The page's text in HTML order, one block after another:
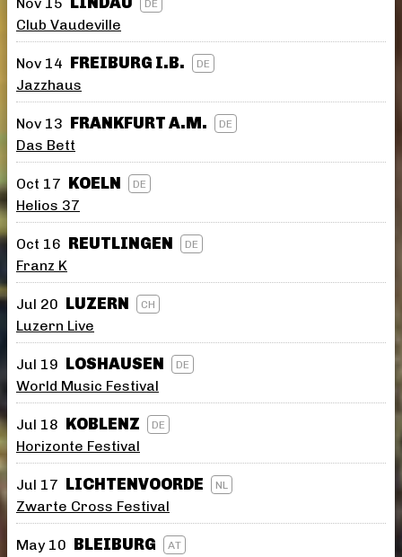
DE
Club Vaudeville
Nov 14 DE
FREIBURG I.B.
Jazzhaus
Nov 13 DE
FRANKFURT A.M.
Das Bett
Oct 17 DE
KOELN
Helios 37
Oct 16 DE
REUTLINGEN
Franz K
Jul 20 CH
LUZERN
Luzern Live
Jul 19 DE
LOSHAUSEN
World Music Festival
Jul 18 DE
KOBLENZ
Horizonte Festival
Jul 17 NL
LICHTENVOORDE
Zwarte Cross Festival
May 10 AT
BLEIBURG